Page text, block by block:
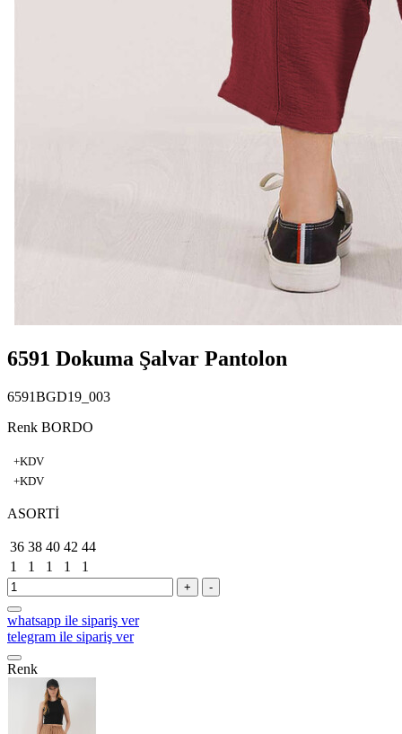
6591 Dokuma Şalvar Pantolon
6591BGD19_003
Renk BORDO
+KDV
+KDV
ASORTİ
36 38 40 42 44
1
1 1 1 1
+ -
whatsapp ile sipariş ver
telegram ile sipariş ver
Renk